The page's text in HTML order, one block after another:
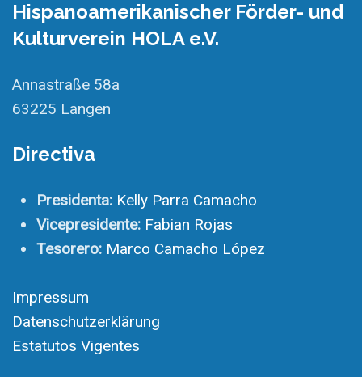
Hispanoamerikanischer Förder- und
Kulturverein HOLA e.V.
Annastraße 58a
63225 Langen
Directiva
Presidenta: Kelly Parra Camacho
Vicepresidente: Fabian Rojas
Tesorero: Marco Camacho López
Impressum
Datenschutzerklärung
Estatutos Vigentes